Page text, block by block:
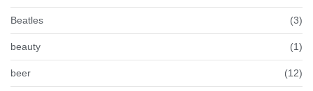
Beatles (3)
beauty (1)
beer (12)